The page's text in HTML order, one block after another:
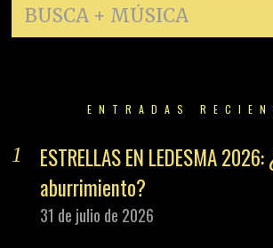
ENTRADAS
ESTRELLAS EN LEDESMA
aburrimiento?
31 de julio de 2026